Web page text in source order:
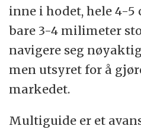
inne i hodet, hele 4-5
bare 3-4 milimeter
navigere seg
men utsyret for å
markedet.
Multiguide er et